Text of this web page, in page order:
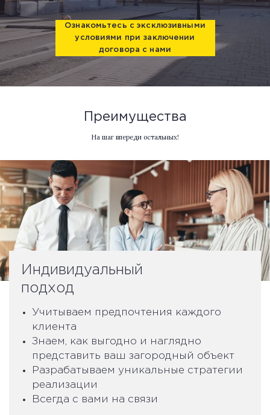
Ознакомьтесь с эксклюзивными
условиями при заключении
договора с нами
Преимущества
На шаг впереди остальных!
Индивидуальный
подход
Учитываем предпочтения каждого
клиента
Знаем, как выгодно и наглядно
представить ваш загородный объект
Разрабатываем уникальные стратегии
реализации
Всегда с вами на связи